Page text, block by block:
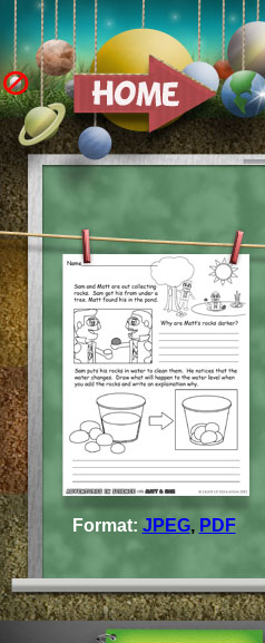
Format: JPEG, PDF